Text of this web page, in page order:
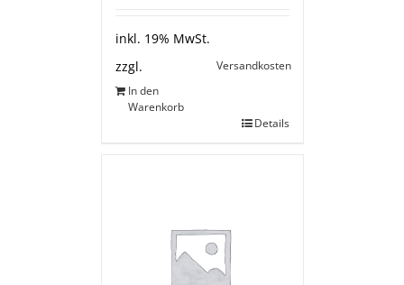
inkl. 19% MwSt.
zzgl.
Versandkosten
In den
Warenkorb
Details